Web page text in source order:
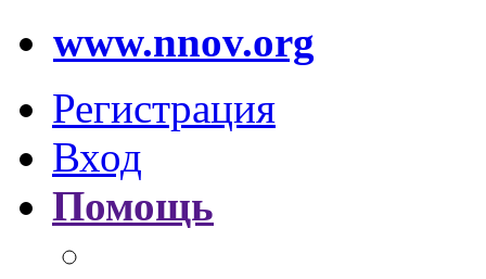
www.nnov.org
Регистрация
Вход
Помощь